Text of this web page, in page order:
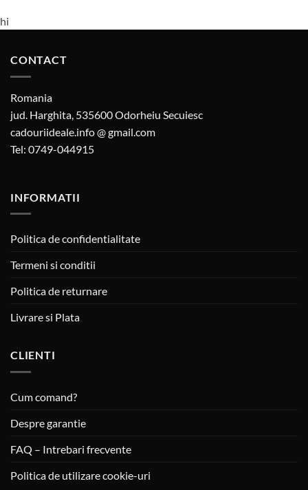
hi
CONTACT
Romania
jud. Harghita, 535600 Odorheiu Secuiesc
cadouriideale.info @ gmail.com
Tel: 0749-044915
INFORMATII
Politica de confidentialitate
Termeni si conditii
Politica de returnare
Livrare si Plata
CLIENTI
Cum comand?
Despre garantie
FAQ – Intrebari frecvente
Politica de utilizare cookie-uri